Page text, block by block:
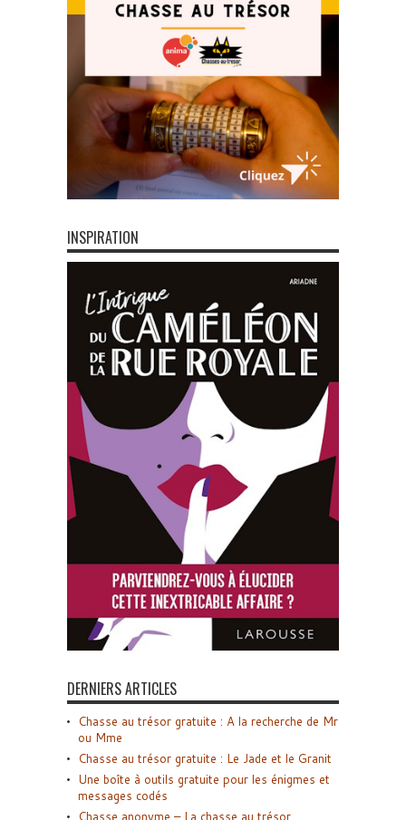
INSPIRATION
DERNIERS ARTICLES
Chasse au trésor gratuite : A la recherche de Mr
ou Mme
Chasse au trésor gratuite : Le Jade et le Granit
Une boîte à outils gratuite pour les énigmes et
messages codés
Chasse anonyme – La chasse au trésor